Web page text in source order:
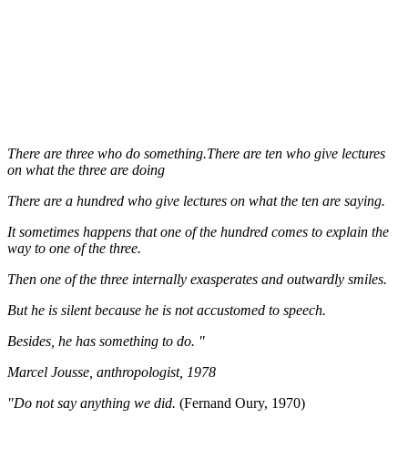
There are three who do something.There are ten who give lectures
on what the three are doing
There are a hundred who give lectures on what the ten are saying.
It sometimes happens that one of the hundred comes to explain the
way to one of the three.
Then one of the three internally exasperates and outwardly smiles.
But he is silent because he is not accustomed to speech.
Besides, he has something to do. "
Marcel Jousse, anthropologist, 1978
"Do not say anything we did. (Fernand Oury, 1970)